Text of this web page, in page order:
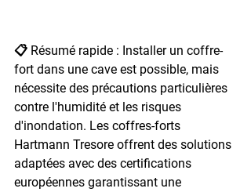
📋 Résumé rapide : Installer un coffre-
fort dans une cave est possible, mais
nécessite des précautions particulières
contre l'humidité et les risques
d'inondation. Les coffres-forts
Hartmann Tresore offrent des solutions
adaptées avec des certifications
européennes garantissant une